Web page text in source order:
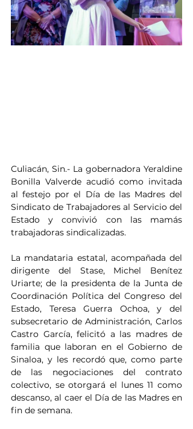
Culiacán, Sin.- La gobernadora Yeraldine
Bonilla Valverde acudió como invitada
al festejo por el Día de las Madres del
Sindicato de Trabajadores al Servicio del
Estado y convivió con las mamás
trabajadoras sindicalizadas.
La mandataria estatal, acompañada del
dirigente del Stase, Michel Benítez
Uriarte; de la presidenta de la Junta de
Coordinación Política del Congreso del
Estado, Teresa Guerra Ochoa, y del
subsecretario de Administración, Carlos
Castro García, felicitó a las madres de
familia que laboran en el Gobierno de
Sinaloa, y les recordó que, como parte
de las negociaciones del contrato
colectivo, se otorgará el lunes 11 como
descanso, al caer el Día de las Madres en
fin de semana.